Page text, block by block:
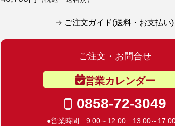
ご注文ガイド(送料・お支払い)
ご注文・お問合せ
営業カレンダー
0858-72-3049
●営業時間 9:00～12:00 13:00～